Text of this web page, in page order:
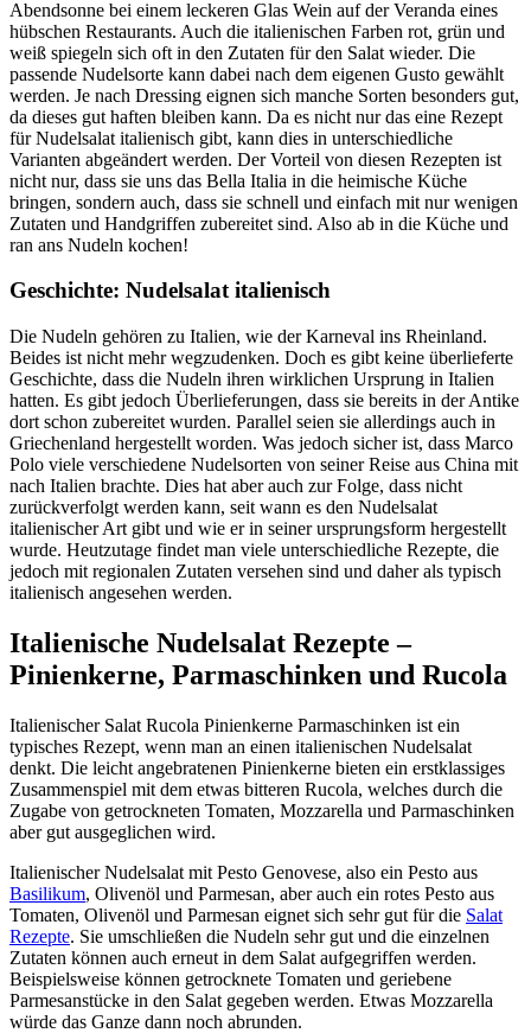
Abendsonne bei einem leckeren Glas Wein auf der Veranda eines
hübschen Restaurants. Auch die italienischen Farben rot, grün und
weiß spiegeln sich oft in den Zutaten für den Salat wieder. Die
passende Nudelsorte kann dabei nach dem eigenen Gusto gewählt
werden. Je nach Dressing eignen sich manche Sorten besonders gut,
da dieses gut haften bleiben kann. Da es nicht nur das eine Rezept
für Nudelsalat italienisch gibt, kann dies in unterschiedliche
Varianten abgeändert werden. Der Vorteil von diesen Rezepten ist
nicht nur, dass sie uns das Bella Italia in die heimische Küche
bringen, sondern auch, dass sie schnell und einfach mit nur wenigen
Zutaten und Handgriffen zubereitet sind. Also ab in die Küche und
ran ans Nudeln kochen!
Geschichte: Nudelsalat italienisch
Die Nudeln gehören zu Italien, wie der Karneval ins Rheinland.
Beides ist nicht mehr wegzudenken. Doch es gibt keine überlieferte
Geschichte, dass die Nudeln ihren wirklichen Ursprung in Italien
hatten. Es gibt jedoch Überlieferungen, dass sie bereits in der Antike
dort schon zubereitet wurden. Parallel seien sie allerdings auch in
Griechenland hergestellt worden. Was jedoch sicher ist, dass Marco
Polo viele verschiedene Nudelsorten von seiner Reise aus China mit
nach Italien brachte. Dies hat aber auch zur Folge, dass nicht
zurückverfolgt werden kann, seit wann es den Nudelsalat
italienischer Art gibt und wie er in seiner ursprungsform hergestellt
wurde. Heutzutage findet man viele unterschiedliche Rezepte, die
jedoch mit regionalen Zutaten versehen sind und daher als typisch
italienisch angesehen werden.
Italienische Nudelsalat Rezepte –
Pinienkerne, Parmaschinken und Rucola
Italienischer Salat Rucola Pinienkerne Parmaschinken ist ein
typisches Rezept, wenn man an einen italienischen Nudelsalat
denkt. Die leicht angebratenen Pinienkerne bieten ein erstklassiges
Zusammenspiel mit dem etwas bitteren Rucola, welches durch die
Zugabe von getrockneten Tomaten, Mozzarella und Parmaschinken
aber gut ausgeglichen wird.
Italienischer Nudelsalat mit Pesto Genovese, also ein Pesto aus
Basilikum, Olivenöl und Parmesan, aber auch ein rotes Pesto aus
Tomaten, Olivenöl und Parmesan eignet sich sehr gut für die Salat
Rezepte. Sie umschließen die Nudeln sehr gut und die einzelnen
Zutaten können auch erneut in dem Salat aufgegriffen werden.
Beispielsweise können getrocknete Tomaten und geriebene
Parmesanstücke in den Salat gegeben werden. Etwas Mozzarella
würde das Ganze dann noch abrunden.